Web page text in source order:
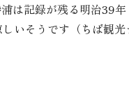
は記録が残る明治
そうです（ちば観